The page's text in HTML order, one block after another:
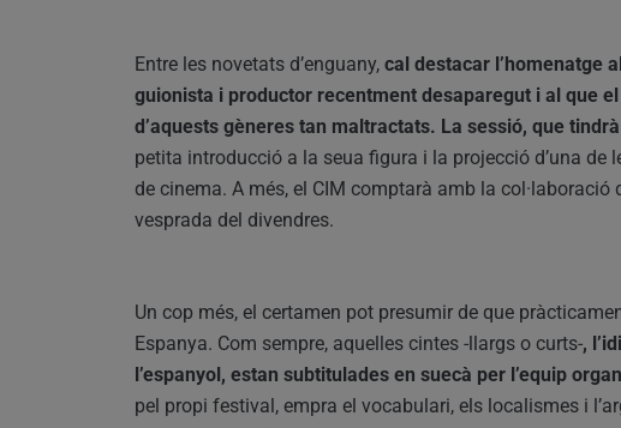
Entre les novetats d’enguany, cal destacar l’homenatge
guionista i productor recentment desaparegut i al que
d’aquests gèneres tan maltractats. La sessió, que
petita introducció a la seua figura i la projecció d’una de
de cinema. A més, el CIM comptarà amb la
vesprada del divendres.
Un cop més, el certamen pot presumir de que
Espanya. Com sempre, aquelles cintes -llargs o curts-,
l’espanyol, estan subtitulades en suecà per l’equip
pel propi festival, empra el vocabulari, els localismes i